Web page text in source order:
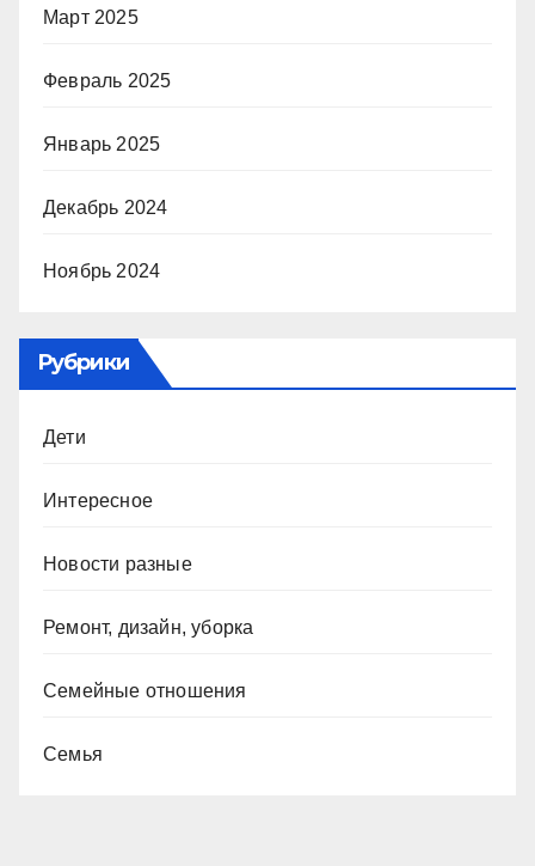
Март 2025
Февраль 2025
Январь 2025
Декабрь 2024
Ноябрь 2024
Рубрики
Дети
Интересное
Новости разные
Ремонт, дизайн, уборка
Семейные отношения
Семья